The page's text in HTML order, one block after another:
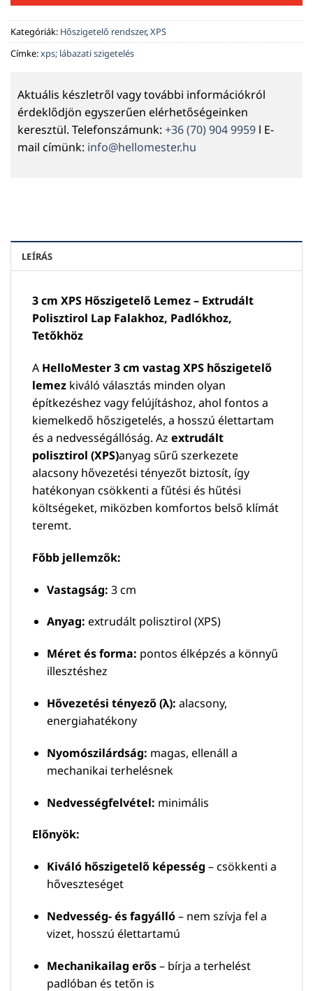
Kategóriák: Hőszigetelő rendszer,XPS
Címke:xps; lábazati szigetelés
Aktuális készletről vagy további információkról
érdeklődjön egyszerűen elérhetőségeinken
keresztül. Telefonszámunk: +36 (70) 904 9959 l E-
mail címünk: info@hellomester.hu
LEÍRÁS
3 cm XPS Hőszigetelő Lemez – Extrudált
Polisztirol Lap Falakhoz, Padlókhoz,
Tetőkhöz
A HelloMester 3 cm vastag XPS hőszigetelő
lemez kiváló választás minden olyan
építkezéshez vagy felújításhoz, ahol fontos a
kiemelkedő hőszigetelés, a hosszú élettartam
és a nedvességállóság. Az extrudált
polisztirol (XPS)anyag sűrű szerkezete
alacsony hővezetési tényezőt biztosít, így
hatékonyan csökkenti a fűtési és hűtési
költségeket, miközben komfortos belső klímát
teremt.
Főbb jellemzők:
Vastagság: 3 cm
Anyag: extrudált polisztirol (XPS)
Méret és forma: pontos élképzés a könnyű
illesztéshez
Hővezetési tényező (λ): alacsony,
energiahatékony
Nyomószilárdság: magas, ellenáll a
mechanikai terhelésnek
Nedvességfelvétel: minimális
Előnyök:
Kiváló hőszigetelő képesség – csökkenti a
hőveszteséget
Nedvesség- és fagyálló– nem szívja fel a
vizet, hosszú élettartamú
Mechanikailag erős– bírja a terhelést
padlóban és tetőn is